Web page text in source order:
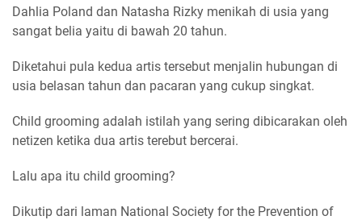
Dahlia Poland dan Natasha Rizky menikah di usia yang
sangat belia yaitu di bawah 20 tahun.
Diketahui pula kedua artis tersebut menjalin hubungan di
usia belasan tahun dan pacaran yang cukup singkat.
Child grooming adalah istilah yang sering dibicarakan oleh
netizen ketika dua artis terebut bercerai.
Lalu apa itu child grooming?
Dikutip dari laman National Society for the Prevention of